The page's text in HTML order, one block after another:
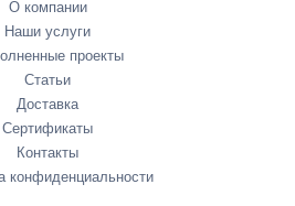
О компании
Наши услуги
проекты
Статьи
Доставка
Сертификаты
Контакты
конфиденциальности